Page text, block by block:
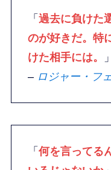
「 過去に負けた
のが好きだ。特
けた相手には。
」
– ロジャー・フ
「 何を言ってる